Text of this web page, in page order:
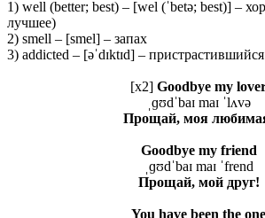
1) well (better; best) – [wel (ˈbetə; best)] –
лучшее)
2) smell – [smel] – запах
3) addicted – [əˈdɪktɪd] – пристрастившийся
[x2] Goodbye my
ˌɡʊdˈbaɪ maɪ ˈlʌvə
Прощай, моя
Goodbye my friend
ˌɡʊdˈbaɪ maɪ ˈfrend
Прощай, мой друг!
You have been the one